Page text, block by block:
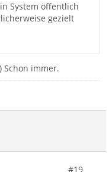
System öffentlich
gezielt
Schon immer.
#19